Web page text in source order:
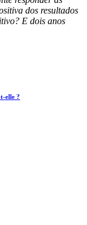
dos resultados
E dois anos
elle ?